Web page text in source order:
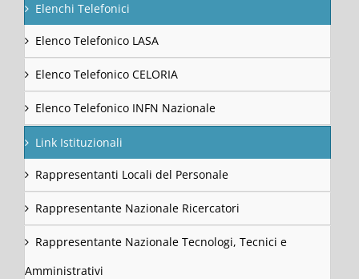
Elenchi Telefonici
Elenco Telefonico LASA
Elenco Telefonico CELORIA
Elenco Telefonico INFN Nazionale
Link Istituzionali
Rappresentanti Locali del Personale
Rappresentante Nazionale Ricercatori
Rappresentante Nazionale Tecnologi, Tecnici e
Amministrativi